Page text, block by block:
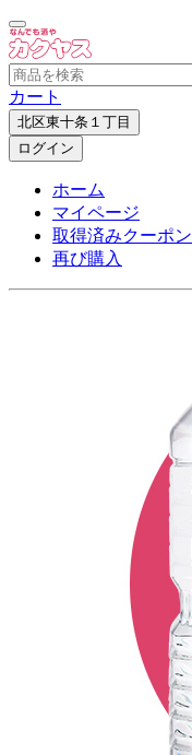
カート
北区東十条１丁目
ログイン
ホーム
マイページ
取得済みクーポン
再び購入